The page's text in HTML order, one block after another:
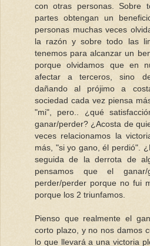
con otras personas. Sobre
partes obtengan un
personas muchas veces
la razón y sobre todo las
tenemos para alcanzar un
porque olvidamos que en
afectar a terceros, sino
dañando al prójimo a
sociedad cada vez piensa
"mi", pero.. ¿qué
ganar/perder? ¿Acosta de
veces relacionamos la
más, "si yo gano, él perdió".
seguida de la derrota de
pensamos que el
perder/perder porque no fui
porque los 2 triunfamos.
Pienso que realmente el
corto plazo, y no nos damos
lo que llevará a una victoria